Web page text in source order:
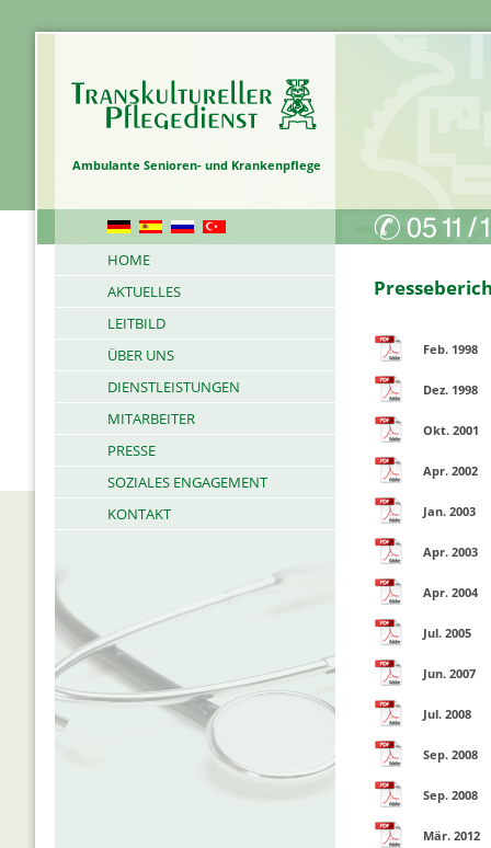
Ambulante Senioren- und Krankenpflege
HOME
AKTUELLES
LEITBILD
ÜBER UNS
DIENSTLEISTUNGEN
MITARBEITER
PRESSE
SOZIALES ENGAGEMENT
KONTAKT
Feb. 1998
Dez. 1998
Okt. 2001
Apr. 2002
Jan. 2003
Apr. 2003
Apr. 2004
Jul. 2005
Jun. 2007
Jul. 2008
Sep. 2008
Sep. 2008
Mär. 2012